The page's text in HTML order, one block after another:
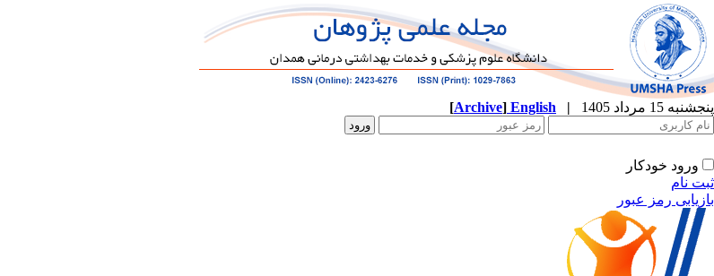
پنجشنبه 15 مرداد 1405 |
English
[Archive]
ورود خودکار
ثبت نام
بازیابی رمز عبور